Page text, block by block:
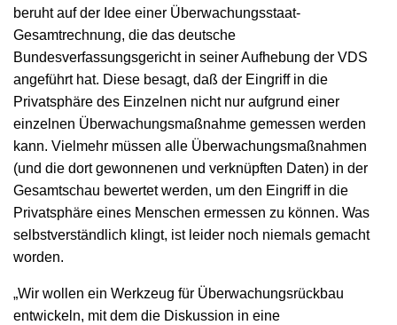
beruht auf der Idee einer Überwachungsstaat-
Gesamtrechnung, die das deutsche
Bundesverfassungsgericht in seiner Aufhebung der VDS
angeführt hat. Diese besagt, daß der Eingriff in die
Privatsphäre des Einzelnen nicht nur aufgrund einer
einzelnen Überwachungsmaßnahme gemessen werden
kann. Vielmehr müssen alle Überwachungsmaßnahmen
(und die dort gewonnenen und verknüpften Daten) in der
Gesamtschau bewertet werden, um den Eingriff in die
Privatsphäre eines Menschen ermessen zu können. Was
selbstverständlich klingt, ist leider noch niemals gemacht
worden.
„Wir wollen ein Werkzeug für Überwachungsrückbau
entwickeln, mit dem die Diskussion in eine